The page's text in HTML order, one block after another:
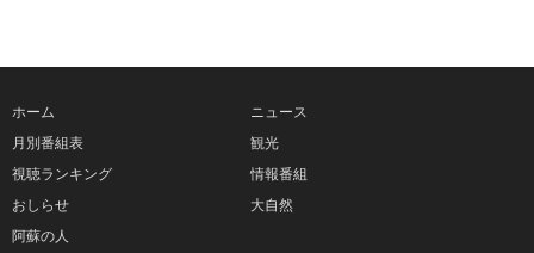
ホーム
月別番組表
視聴ランキング
おしらせ
ニュース
観光
情報番組
大自然
阿蘇の人